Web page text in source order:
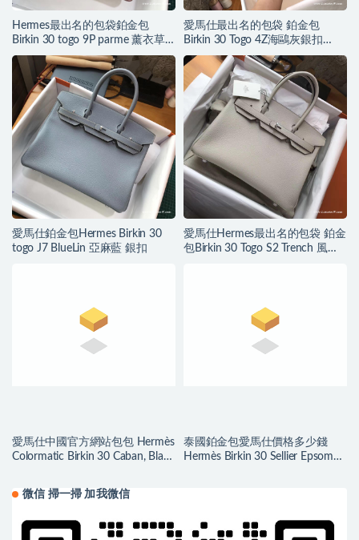
Hermes最出名的包袋鉑金包
Birkin 30 togo 9P parme 薰衣草
紫銀扣
愛馬仕最出名的包袋 鉑金包
Birkin 30 Togo 4Z海鷗灰銀扣
2017新色
愛馬仕鉑金包Hermes Birkin 30
togo J7 BlueLin 亞麻藍 銀扣
愛馬仕Hermes最出名的包袋 鉑金
包Birkin 30 Togo S2 Trench 風衣
愛馬仕中國官方網站包包 Hermès
Colormatic Birkin 30 Caban, Black
泰國鉑金包愛馬仕價格多少錢
Hermès Birkin 30 Sellier Epsom
微信 掃一掃 加我微信